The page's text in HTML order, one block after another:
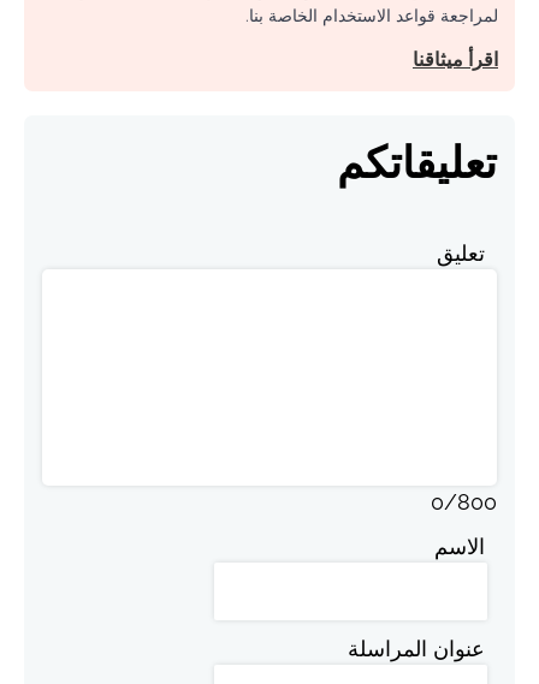
لمراجعة قواعد الاستخدام الخاصة بنا.
اقرأ ميثاقنا
تعليقاتكم
تعليق
0/800
الاسم
عنوان المراسلة